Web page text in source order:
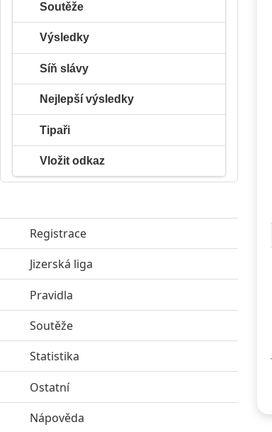
Soutěže
Výsledky
Síň slávy
Nejlepší výsledky
Tipaři
Vložit odkaz
Registrace
Jizerská liga
Pravidla
Soutěže
Statistika
Ostatníclick to expand contents
Nápověda